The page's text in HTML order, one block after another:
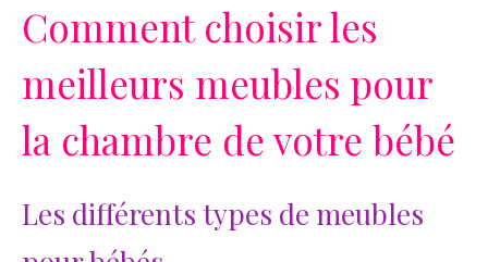
Comment choisir les
meilleurs meubles pour
la chambre de votre bébé
Les différents types de meubles